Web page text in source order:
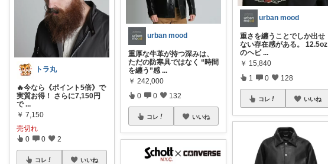
トラ丸
🔥今なら《ポイント5倍》で
実質お得！ さらに7,150円
で ...
￥ 7,150
売切れ
0 0 2
コレ いいね
urban mood
重厚な牛革が持つ深みは、
ただの防寒具ではなく “時間
を纏う”感 ...
￥ 242,000
0 0 132
コレ いいね
urban mood
重さを纏うことでしか出せ
ない存在感がある。 12.5oz
のヘビ ...
￥ 15,840
1 0 128
コレ いいね